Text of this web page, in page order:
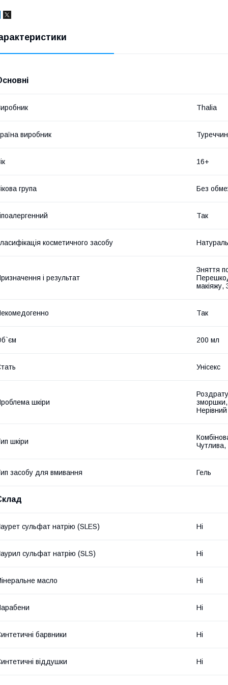
Thalia
виробник
16+
група Без
Так
косметичного засобу
і результат
Зняття
макіяжу,
Так
200 мл
Унісекс
шкіри
зморшки,
шкіри
засобу для вмивання Гель
сульфат натрію (SLES) Ні
сульфат натрію (SLS) Ні
масло Ні
Ні
барвники Ні
віддушки Ні